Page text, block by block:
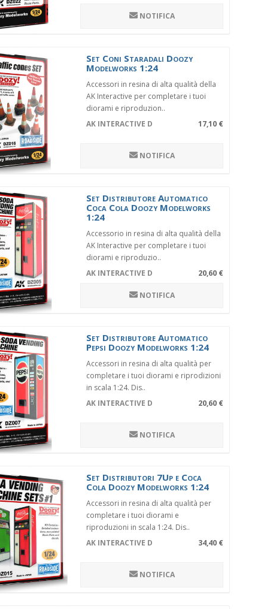
NOTIFICA
Set Coni Staradali Doozy
Modelworks 1:24
Accessori in resina di alta qualità della
AK Interactive per completare i tuoi
diorami e riproduzion..
AK INTERACTIVE DZ016
17,10 €
NOTIFICA
Set Distributore Automatico
Coca Cola Doozy Modelworks
1:24
Accessorio in resina di alta qualità della
AK Interactive per completare i tuoi
diorami e riproduzio..
AK INTERACTIVE DZ005
20,60 €
NOTIFICA
Set Distributore Automatico
Pepsi Doozy Modelworks 1:24
Accessori in resina di alta qualità per
completare i tuoi diorami e riprodizioni
in scala 1:24. Dis..
AK INTERACTIVE DZ007
20,60 €
NOTIFICA
Set Distributori 7Up e Coca
Cola Doozy Modelworks 1:24
Accessori in resina di alta qualità per
completare i tuoi diorami e
riproduzioni in scala 1:24. Dis..
AK INTERACTIVE DZ015
34,40 €
NOTIFICA